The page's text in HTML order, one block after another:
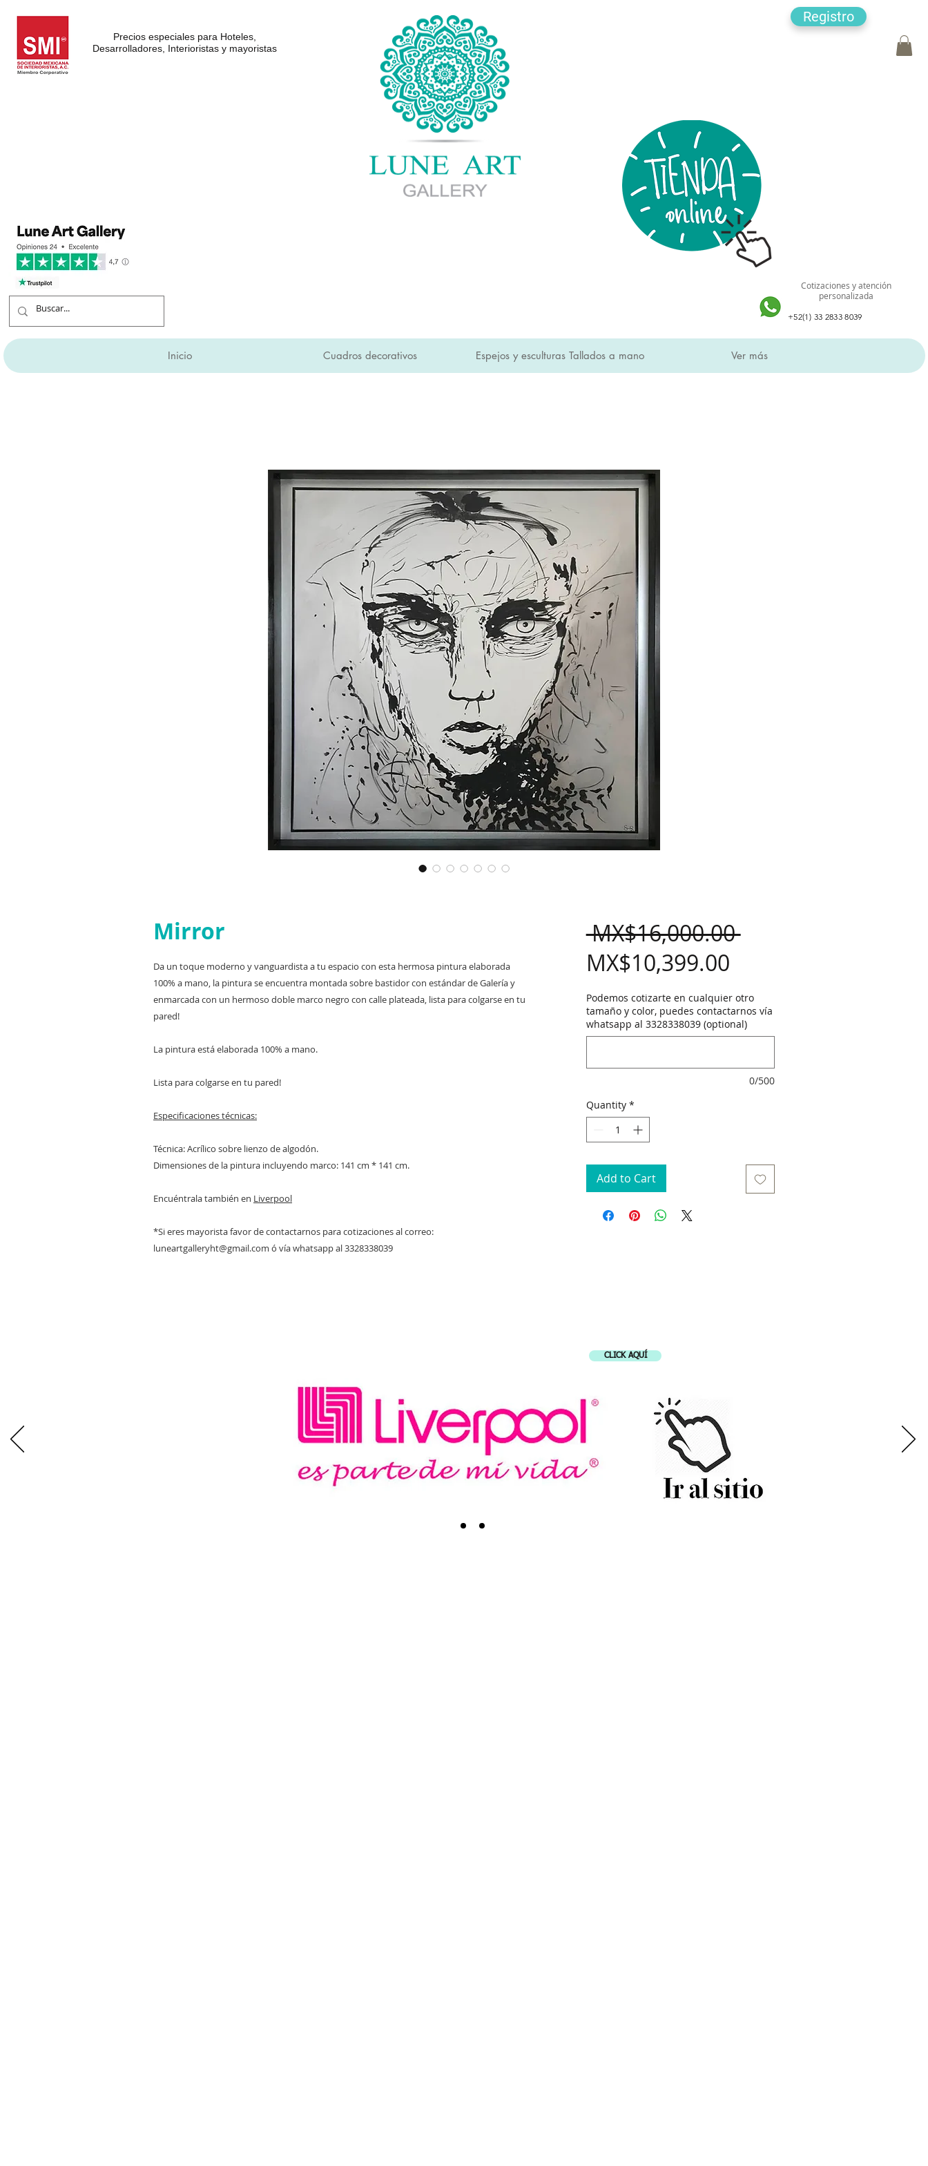
Precios especiales para Hoteles,
Desarrolladores, Interioristas y mayoristas
Registro
Cotizaciones y atención
personalizada
+52(1) 33 2833 8039
Inicio Cuadros decorativos Espejos y esculturas Tallados a mano Ver más
Mirror
Da un toque moderno y vanguardista a tu espacio con esta hermosa pintura elaborada
100% a mano, la pintura se encuentra montada sobre bastidor con estándar de Galería y
enmarcada con un hermoso doble marco negro con calle plateada, lista para colgarse en tu
pared!
La pintura está elaborada 100% a mano.
Lista para colgarse en tu pared!
Especificaciones técnicas:
Técnica: Acrílico sobre lienzo de algodón.
Dimensiones de la pintura incluyendo marco: 141 cm * 141 cm.
Encuéntrala también en Liverpool
*Si eres mayorista favor de contactarnos para cotizaciones al correo:
luneartgalleryht@gmail.com ó vía whatsapp al 3328338039
MX$16,000.00 Regular
MX$10,399.00Sale
Price
Podemos cotizarte en cualquier otro
tamaño y color, puedes contactarnos vía
whatsapp al 3328338039 (optional)
0/500
Quantity *
Add to Cart
CLICK AQUÍ